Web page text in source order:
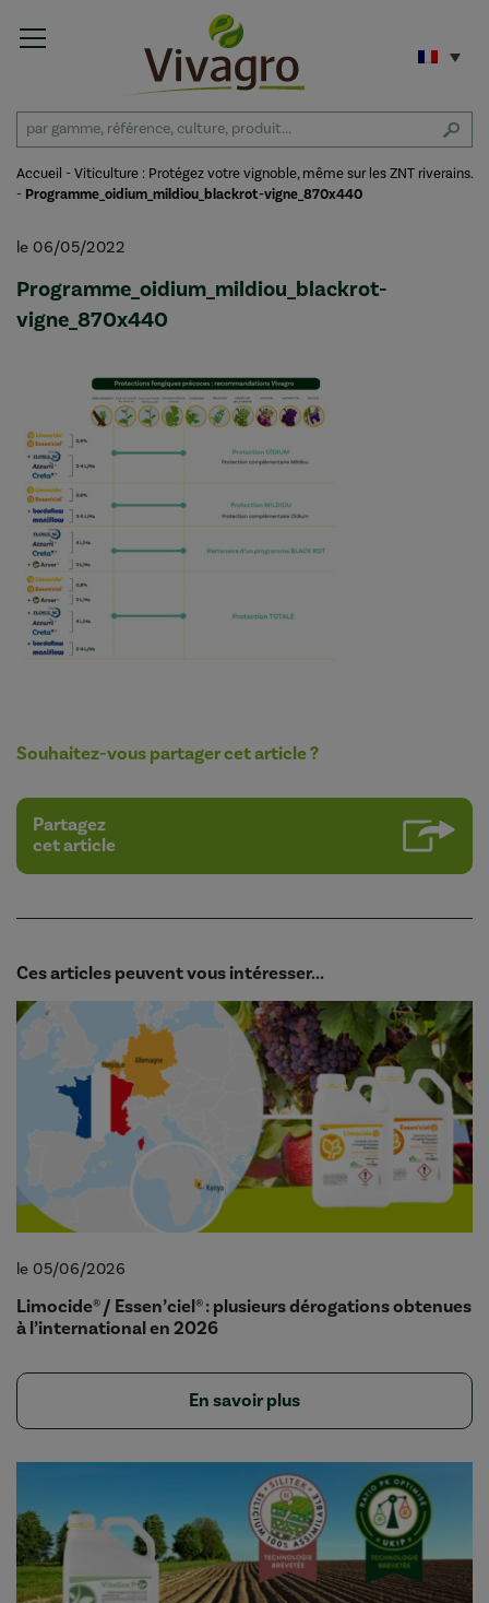
Accueil -Viticulture : Protégez votre vignoble, même sur les ZNT riverains.
- Programme_oidium_mildiou_blackrot-vigne_870x440
le 06/05/2022
Programme_oidium_mildiou_blackrot-
vigne_870x440
Souhaitez-vous partager cet article ?
Partagez
cet article
Ces articles peuvent vous intéresser...
le 05/06/2026
Limocide® / Essen’ciel® : plusieurs dérogations obtenues
à l’international en 2026
En savoir plus